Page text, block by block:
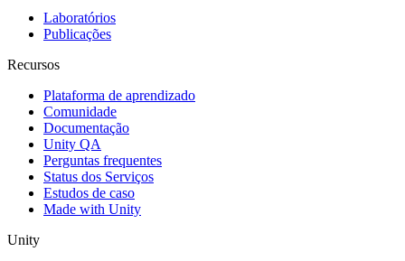
Laboratórios
Publicações
Recursos
Plataforma de aprendizado
Comunidade
Documentação
Unity QA
Perguntas frequentes
Status dos Serviços
Estudos de caso
Made with Unity
Unity